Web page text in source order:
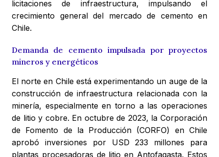
licitaciones de infraestructura, impulsando el
crecimiento general del mercado de cemento en
Chile.
Demanda de cemento impulsada por proyectos
mineros y energéticos
El norte en Chile está experimentando un auge de la
construcción de infraestructura relacionada con la
minería, especialmente en torno a las operaciones
de litio y cobre. En octubre de 2023, la Corporación
de Fomento de la Producción (CORFO) en Chile
aprobó inversiones por USD 233 millones para
plantas procesadoras de litio en Antofagasta. Estos